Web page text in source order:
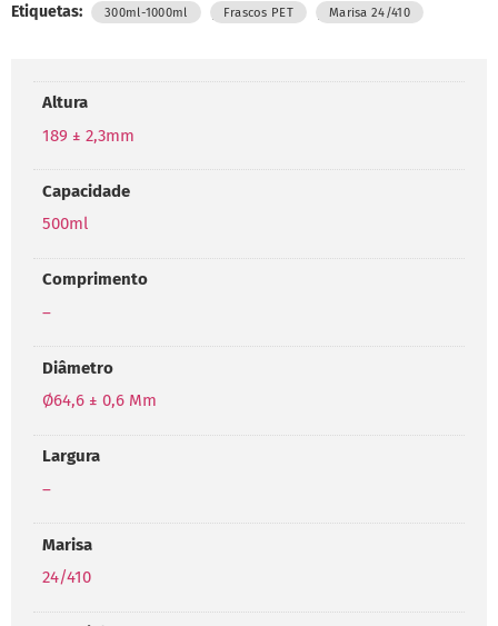
Etiquetas: 300ml-1000ml , Frascos PET , Marisa 24/410
Altura
189 ± 2,3mm
Capacidade
500ml
Comprimento
–
Diâmetro
Ø64,6 ± 0,6 Mm
Largura
–
Marisa
24/410